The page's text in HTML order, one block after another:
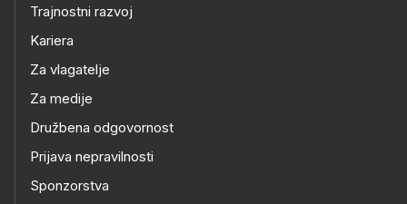
Trajnostni razvoj
Kariera
Za vlagatelje
Za medije
Družbena odgovornost
Prijava nepravilnosti
Sponzorstva